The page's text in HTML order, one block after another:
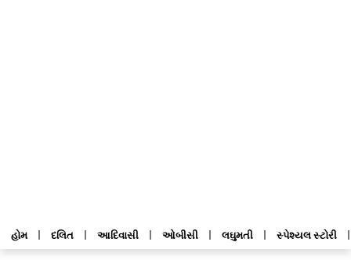
હોમ દલિત આદિવાસી ઓબીસી લઘુમતી સ્પેશ્યલ સ્ટોરી